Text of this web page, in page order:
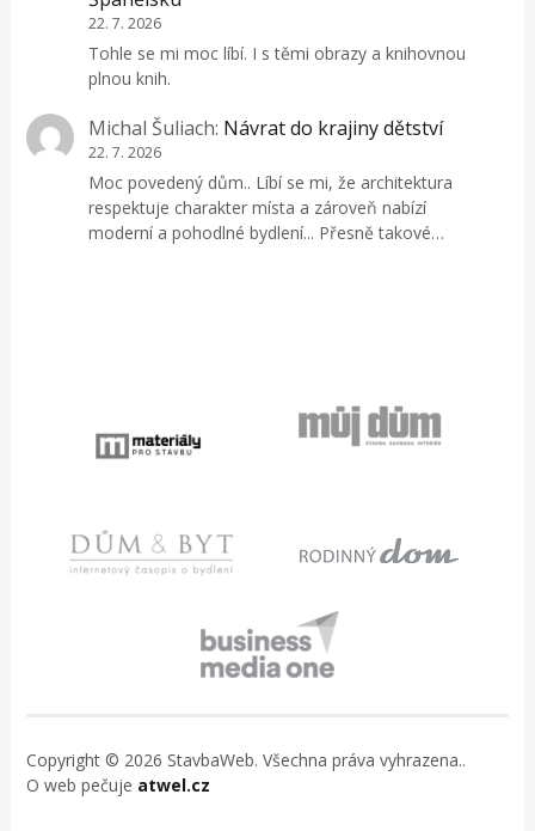
22. 7. 2026
Tohle se mi moc líbí. I s těmi obrazy a knihovnou
plnou knih.
Michal Šuliach: Návrat do krajiny dětství
22. 7. 2026
Moc povedený dům.. Líbí se mi, že architektura
respektuje charakter místa a zároveň nabízí
moderní a pohodlné bydlení... Přesně takové…
Copyright © 2026 StavbaWeb. Všechna práva vyhrazena..
O web pečuje atwel.cz